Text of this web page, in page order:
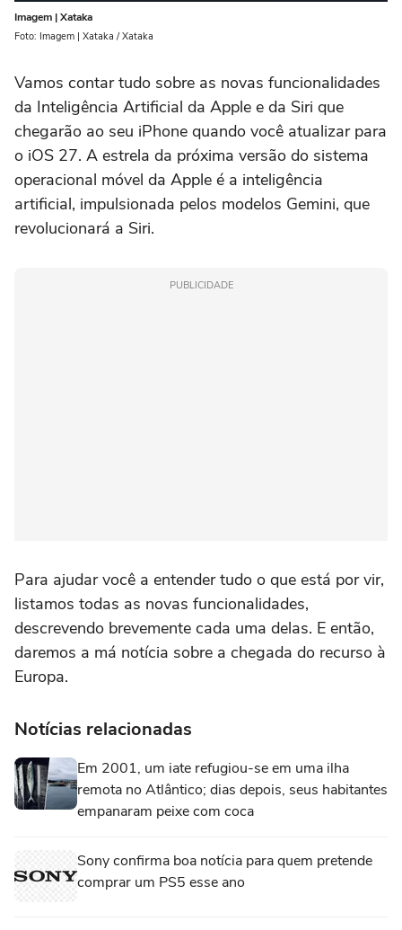
Imagem | Xataka
Foto: Imagem | Xataka / Xataka
Vamos contar tudo sobre as novas funcionalidades
da Inteligência Artificial da Apple e da Siri que
chegarão ao seu iPhone quando você atualizar para
o iOS 27. A estrela da próxima versão do sistema
operacional móvel da Apple é a inteligência
artificial, impulsionada pelos modelos Gemini, que
revolucionará a Siri.
PUBLICIDADE
Para ajudar você a entender tudo o que está por vir,
listamos todas as novas funcionalidades,
descrevendo brevemente cada uma delas. E então,
daremos a má notícia sobre a chegada do recurso à
Europa.
Notícias relacionadas
Em 2001, um iate refugiou-se em uma ilha
remota no Atlântico; dias depois, seus habitantes
empanaram peixe com coca
Sony confirma boa notícia para quem pretende
comprar um PS5 esse ano